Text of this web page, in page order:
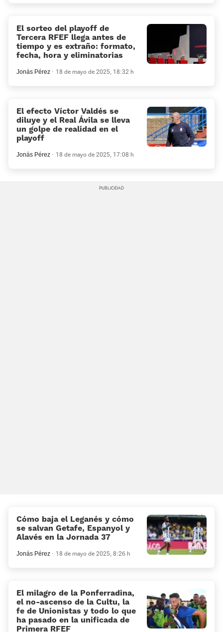
El sorteo del playoff de
Tercera RFEF llega antes de
tiempo y es extraño: formato,
fecha, hora y eliminatorias
Jonás Pérez 18 de mayo de 2025, 18:32 h
El efecto Víctor Valdés se
diluye y el Real Ávila se lleva
un golpe de realidad en el
playoff
Jonás Pérez 18 de mayo de 2025, 17:08 h
Cómo baja el Leganés y cómo
se salvan Getafe, Espanyol y
Alavés en la Jornada 37
Jonás Pérez 18 de mayo de 2025, 8:26 h
El milagro de la Ponferradina,
el no-ascenso de la Cultu, la
fe de Unionistas y todo lo que
ha pasado en la unificada de
Primera RFEF